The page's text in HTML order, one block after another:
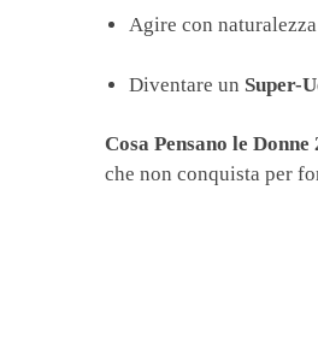
Agire con
Diventare un Super-
Cosa Pensano le Donne
che non conquista per